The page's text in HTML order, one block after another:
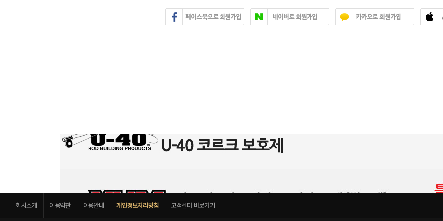
회사소개 이용약관 이용안내 개인정보처리방침 고객센터 바로가기